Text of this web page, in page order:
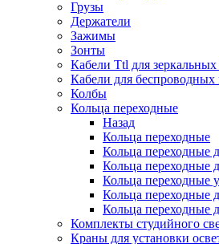
Грузы
Держатели
Зажимы
Зонты
Кабели Ttl для
Кабели для беспроводных
Колбы
Кольца переходные
Назад
Кольца переходные
Кольца переходные
Кольца переходные
Кольца переходные
Кольца переходные
Кольца переходные
Комплекты студийного
Краны для установки